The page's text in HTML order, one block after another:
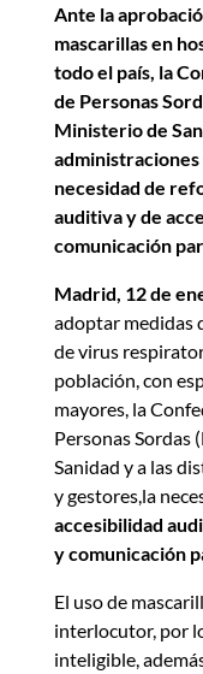
Ante la
mascarillas en
todo el país, la
de Personas
Ministerio de
administraciones
necesidad de
auditiva y de
comunicación
Madrid, 12 de
adoptar medidas
de virus
población, con
mayores, la
Personas Sordas
Sanidad y a las
y gestores,la
accesibilidad
y comunicación
El uso de
interlocutor, por
inteligible,